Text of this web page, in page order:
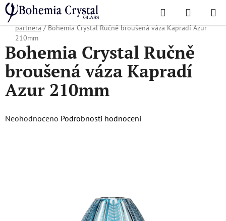
Přejít
na
obsah
Hledat
KOŠÍK
Domů
/ Oblíbené kolekce / Vánoční nabídka
Dárky pro obchodního
partnera / Bohemia Crystal Ručně broušená váza Kapradí Azur
210mm
Bohemia Crystal Ručně
broušená váza Kapradí
Azur 210mm
Průměrné
Neohodnoceno Podrobnosti hodnocení